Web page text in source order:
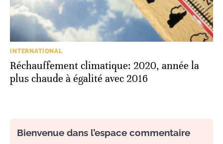
INTERNATIONAL
Réchauffement climatique: 2020, année la
plus chaude à égalité avec 2016
Bienvenue dans l’espace commentaire